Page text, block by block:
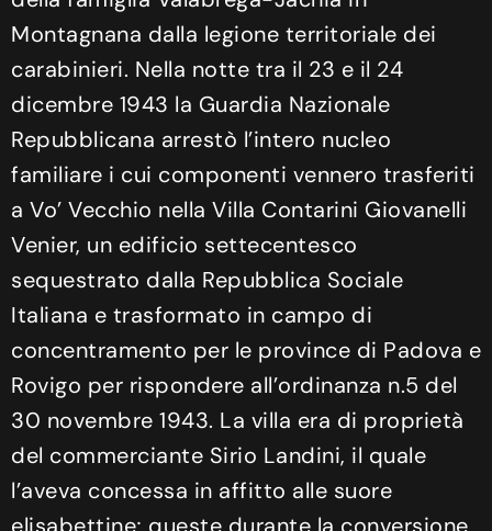
Montagnana dalla legione territoriale dei
carabinieri. Nella notte tra il 23 e il 24
dicembre 1943 la Guardia Nazionale
Repubblicana arrestò l’intero nucleo
familiare i cui componenti vennero trasferiti
a Vo’ Vecchio nella Villa Contarini Giovanelli
Venier, un edificio settecentesco
sequestrato dalla Repubblica Sociale
Italiana e trasformato in campo di
concentramento per le province di Padova e
Rovigo per rispondere all’ordinanza n.5 del
30 novembre 1943. La villa era di proprietà
del commerciante Sirio Landini, il quale
l’aveva concessa in affitto alle suore
elisabettine; queste durante la conversione